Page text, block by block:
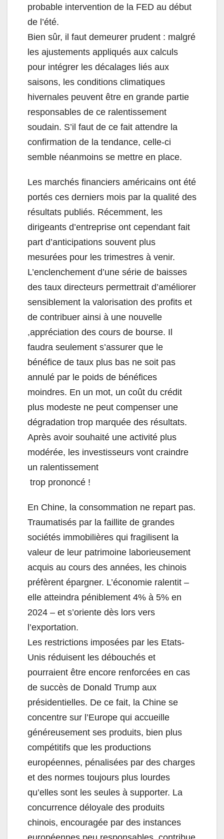
probable intervention de la FED au début
de l’été.
Bien sûr, il faut demeurer prudent : malgré
les ajustements appliqués aux calculs
pour intégrer les décalages liés aux
saisons, les conditions climatiques
hivernales peuvent être en grande partie
responsables de ce ralentissement
soudain. S’il faut de ce fait attendre la
confirmation de la tendance, celle-ci
semble néanmoins se mettre en place.
Les marchés financiers américains ont été
portés ces derniers mois par la qualité des
résultats publiés. Récemment, les
dirigeants d’entreprise ont cependant fait
part d’anticipations souvent plus
mesurées pour les trimestres à venir.
L’enclenchement d’une série de baisses
des taux directeurs permettrait d’améliorer
sensiblement la valorisation des profits et
de contribuer ainsi à une nouvelle
,appréciation des cours de bourse. Il
faudra seulement s’assurer que le
bénéfice de taux plus bas ne soit pas
annulé par le poids de bénéfices
moindres. En un mot, un coût du crédit
plus modeste ne peut compenser une
dégradation trop marquée des résultats.
Après avoir souhaité une activité plus
modérée, les investisseurs vont craindre
un ralentissement
trop prononcé !
En Chine, la consommation ne repart pas.
Traumatisés par la faillite de grandes
sociétés immobilières qui fragilisent la
valeur de leur patrimoine laborieusement
acquis au cours des années, les chinois
préfèrent épargner. L’économie ralentit –
elle atteindra péniblement 4% à 5% en
2024 – et s’oriente dès lors vers
l’exportation.
Les restrictions imposées par les Etats-
Unis réduisent les débouchés et
pourraient être encore renforcées en cas
de succès de Donald Trump aux
présidentielles. De ce fait, la Chine se
concentre sur l’Europe qui accueille
généreusement ses produits, bien plus
compétitifs que les productions
européennes, pénalisées par des charges
et des normes toujours plus lourdes
qu’elles sont les seules à supporter. La
concurrence déloyale des produits
chinois, encouragée par des instances